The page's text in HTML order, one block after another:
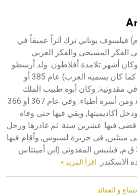
(384ق.م -322 ق.م) فيلسوف يوناني ترك أثراً عميقاً في
الفكر المسيحي والفكر العربي
أشهر تلامذة أفلاطون. ولد أرسطو
Aristotle (أرسطوطاليس كما كان يسميه العرب) عام 385 أو
في مقدونية, وكان أبوه طبيب الملك
أمينتاس الثاني Amintas II ومن أسرة أطباء. وفي عام 367 أو 366
أكاديميتها, وبقي فيها حتى وفاة
فيها عشرين سنة. ثم غادرها ورحل
ميتلين, في جزيرة لسبوس, وأقام فيها
إِلى أن، استدعاه, عام 342 ق.م, فيليبس المقدوني (ابن أمينتاس
الاسكندر. اقرأ المزيد »
و العقائد